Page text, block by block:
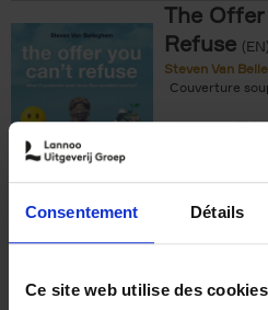
Consentement Détails
Ce site web utilise des
The
Refuse (EN)
Steven Van
Couverture
€37,50